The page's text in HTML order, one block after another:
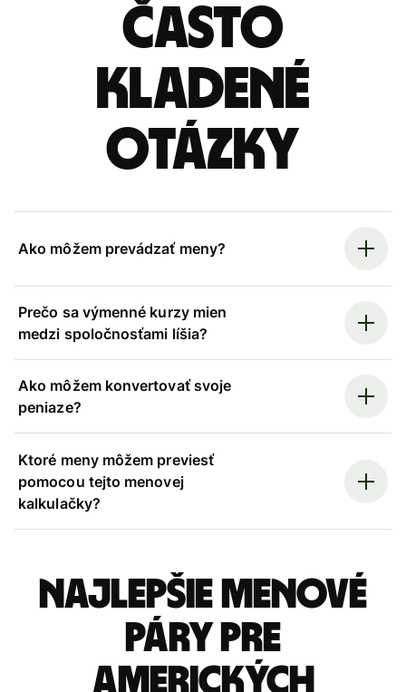
Často
kladené
otázky
Ako môžem prevádzať meny?
Prečo sa výmenné kurzy mien
medzi spoločnosťami líšia?
Ako môžem konvertovať svoje
peniaze?
Ktoré meny môžem previesť
pomocou tejto menovej
kalkulačky?
Najlepšie menové
páry pre
Amerických